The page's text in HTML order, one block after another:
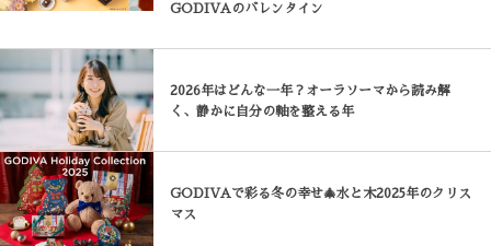
GODIVAのバレンタイン
2026年はどんな一年？オーラソーマから読み解
く、静かに自分の軸を整える年
GODIVAで彩る冬の幸せ🎄水と木2025年のクリス
マス